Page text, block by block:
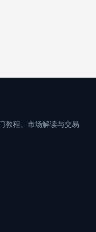
教程、市场解读与交易